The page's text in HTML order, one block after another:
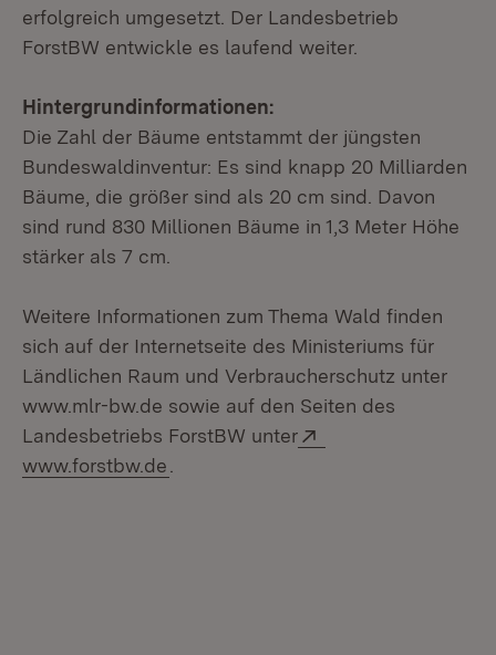
erfolgreich umgesetzt. Der Landesbetrieb
ForstBW entwickle es laufend weiter.
Hintergrundinformationen:
Die Zahl der Bäume entstammt der jüngsten
Bundeswaldinventur: Es sind knapp 20 Milliarden
Bäume, die größer sind als 20 cm sind. Davon
sind rund 830 Millionen Bäume in 1,3 Meter Höhe
stärker als 7 cm.
Weitere Informationen zum Thema Wald finden
sich auf der Internetseite des Ministeriums für
Ländlichen Raum und Verbraucherschutz unter
www.mlr-bw.de sowie auf den Seiten des
Landesbetriebs ForstBW unter
www.forstbw.de